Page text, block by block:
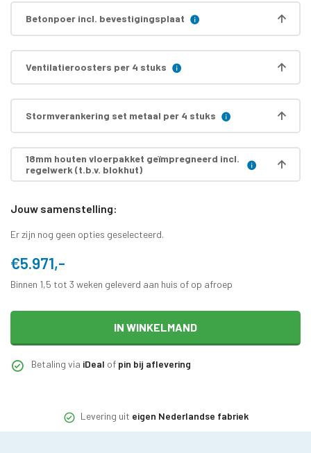
Betonpoer incl. bevestigingsplaat
Ventilatieroosters per 4 stuks
Stormverankering set metaal per 4 stuks
18mm houten vloerpakket geïmpregneerd incl.
regelwerk (t.b.v. blokhut)
Jouw samenstelling:
Er zijn nog geen opties geselecteerd.
€5.971,-
Binnen 1,5 tot 3 weken geleverd aan huis of op afroep
IN WINKELMAND
Betaling via iDeal of pin bij aflevering
Levering uit eigen Nederlandse fabriek